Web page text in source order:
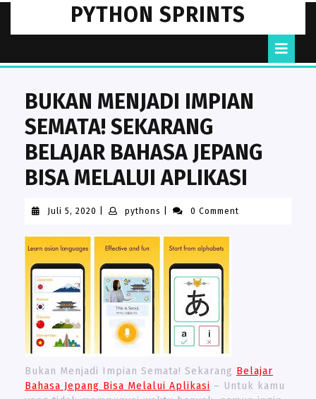
content
PYTHON SPRINTS
BUKAN MENJADI IMPIAN
SEMATA! SEKARANG
BELAJAR BAHASA JEPANG
BISA MELALUI APLIKASI
Juli 5, 2020 Juli
2020
pythons pythons0 Comment
Bukan Menjadi Impian Semata! Sekarang Belajar
Bahasa Jepang Bisa Melalui Aplikasi – Untuk kamu